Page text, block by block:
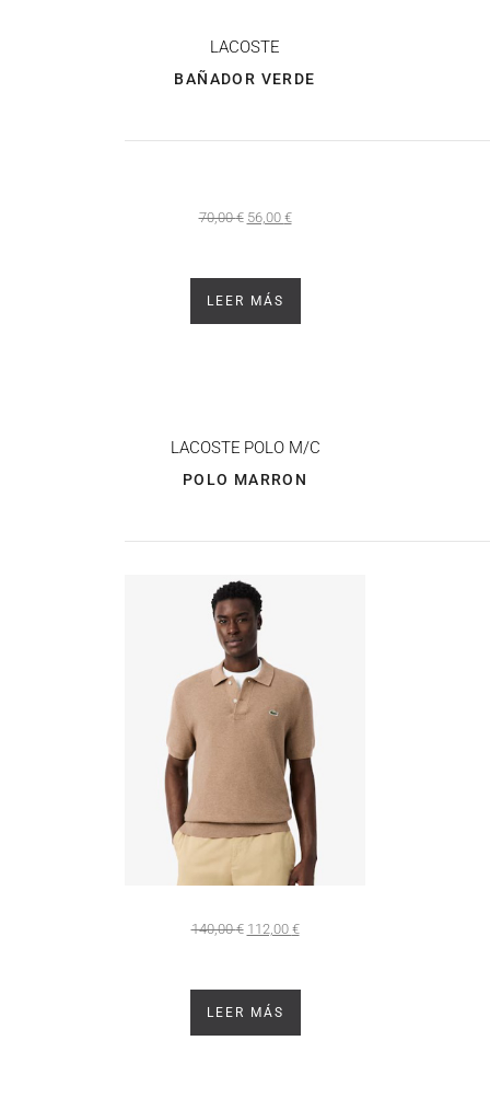
LACOSTE
BAÑADOR VERDE
70,00€ 56,00 €
LEER MÁS
LACOSTE POLO M/C
POLO MARRON
140,00€ 112,00 €
LEER MÁS